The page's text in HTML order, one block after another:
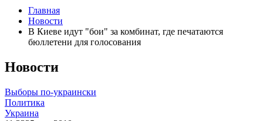
Главная
Новости
В Киеве идут "бои" за комбинат, где печатаются
бюллетени для голосования
Новости
Выборы по-украински
Политика
Украина